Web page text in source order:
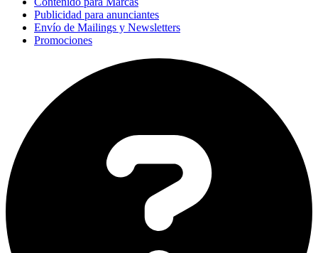
Publicidad para anunciantes
Envío de Mailings y Newsletters
Promociones